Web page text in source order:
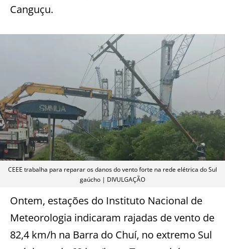
Canguçu.
CEEE trabalha para reparar os danos do vento forte na rede elétrica do Sul
gaúcho | DIVULGAÇÃO
Ontem, estações do Instituto Nacional de
Meteorologia indicaram rajadas de vento de
82,4 km/h na Barra do Chuí, no extremo Sul